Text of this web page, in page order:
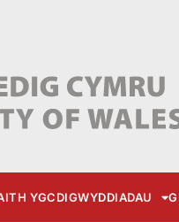
YGCDIGWYDDIADAU